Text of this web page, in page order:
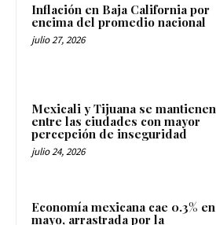
Inflación en Baja California por
encima del promedio nacional
julio 27, 2026
Mexicali y Tijuana se mantienen
entre las ciudades con mayor
percepción de inseguridad
julio 24, 2026
Economía mexicana cae 0.3% en
mayo, arrastrada por la